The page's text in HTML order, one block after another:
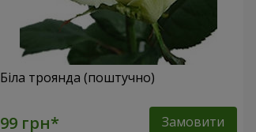
Біла троянда (поштучно)
Замовити